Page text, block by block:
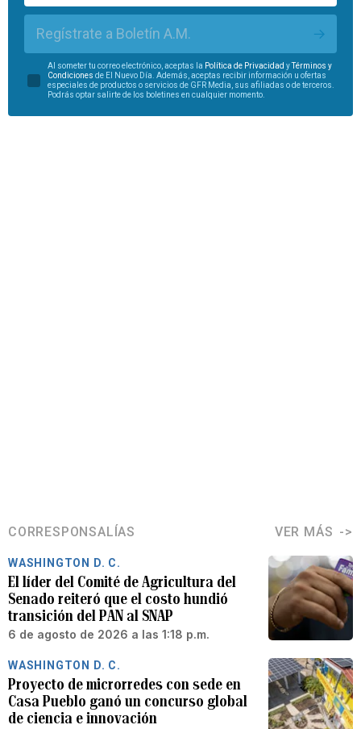
Regístrate a Boletín A.M.
Al someter tu correo electrónico, aceptas la Política de Privacidad y
Términos y
Condiciones de El Nuevo Día. Además, aceptas recibir información u ofertas
especiales de productos o servicios de GFR Media, sus afiliadas o de terceros.
Podrás optar salirte de los boletines en cualquier momento.
CORRESPONSALÍAS VER MÁS
WASHINGTON D. C.
El líder del Comité de Agricultura del
Senado reiteró que el costo hundió
transición del PAN al SNAP
6 de agosto de 2026 a las 1:18 p.m.
WASHINGTON D. C.
Proyecto de microrredes con sede en
Casa Pueblo ganó un concurso global
de ciencia e innovación